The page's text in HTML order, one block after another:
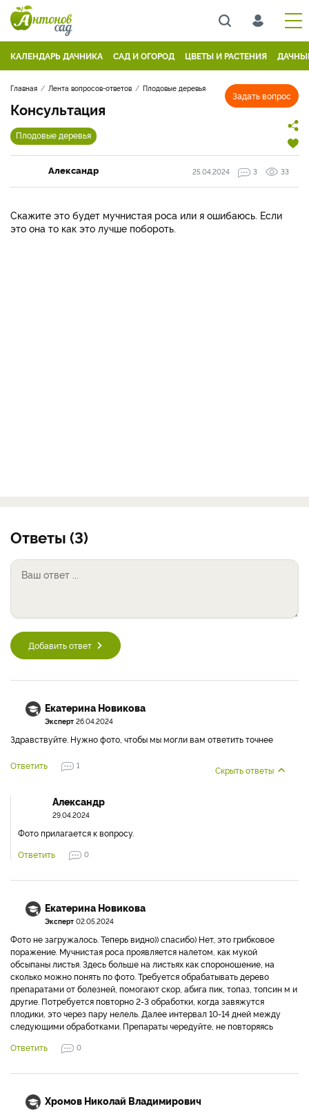
КАЛЕНДАРЬ ДАЧНИКА САД И ОГОРОД ЦВЕТЫ И РАСТЕНИЯ
Задать вопрос
Главная Лента вопросов-ответов Плодовые деревья
Консультация
Плодовые деревья
Александр 25.04.2024 3 33
Скажите это будет мучнистая роса или я ошибаюсь. Если
это она то как это лучше побороть.
Ответы (3)
Добавить ответ
Екатерина Новикова
Эксперт 26.04.2024
Здравствуйте. Нужно фото, чтобы мы могли вам ответить точнее
Ответить 1 Скрыть ответы
Александр
29.04.2024
Фото прилагается к вопросу.
Ответить
0
Екатерина Новикова
Эксперт 02.05.2024
Фото не загружалось. Теперь видно)) спасибо) Нет, это грибковое
поражение. Мучнистая роса проявляется налетом, как мукой
обсыпаны листья. Здесь больше на листьях как спороношение, на
сколько можно понять по фото. Требуется обрабатывать дерево
препаратами от болезней, помогают скор, абига пик, топаз, топсин м и
другие. Потребуется повторно 2-3 обработки, когда завяжутся
плодики, это через пару нелель. Далее интервал 10-14 дней между
следующими обработками. Препараты чередуйте, не повторяясь
Ответить
0
Хромов Николай Владимирович